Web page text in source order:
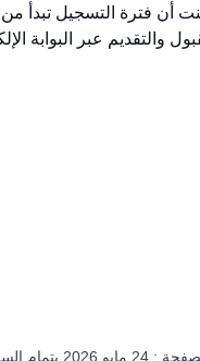
والتقديم عبر البوابة
: 24 مايو 2026 بتمام الساعة 11:19 مساءً